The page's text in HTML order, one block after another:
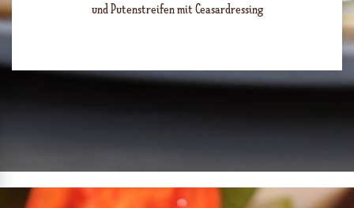
und Putenstreifen mit Ceasardressing